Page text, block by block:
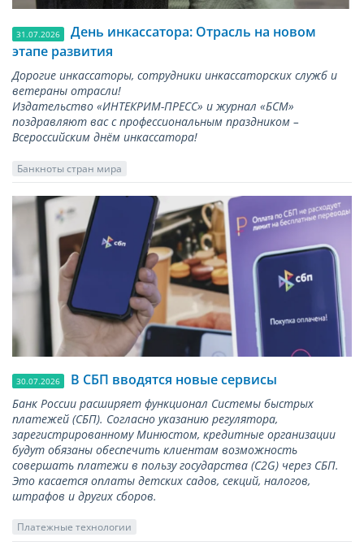
31.07.2026
День инкассатора: Отрасль на новом
этапе развития
Дорогие инкассаторы, сотрудники инкассаторских служб и
ветераны отрасли!
Издательство «ИНТЕКРИМ-ПРЕСС» и журнал «БСМ»
поздравляют вас с профессиональным праздником –
Всероссийским днём инкассатора!
Банкноты стран мира
30.07.2026 В СБП вводятся новые сервисы
Банк России расширяет функционал Системы быстрых
платежей (СБП). Согласно указанию регулятора,
зарегистрированному Минюстом, кредитные организации
будут обязаны обеспечить клиентам возможность
совершать платежи в пользу государства (С2G) через СБП.
Это касается оплаты детских садов, секций, налогов,
штрафов и других сборов.
Платежные технологии